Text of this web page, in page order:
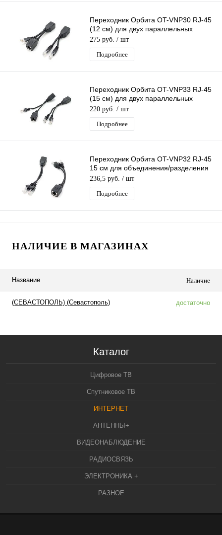
Переходник Орбита OT-VNP30 RJ-45
(12 см) для двух параллельных
10/100 Мб/с подключений
275 руб. / шт
Подробнее
Переходник Орбита OT-VNP33 RJ-45
(15 см) для двух параллельных
10/100 Мб/с подключений
220 руб. / шт
Подробнее
Переходник Орбита OT-VNP32 RJ-45
15 см для объединения/разделения
сигналов IP видеокамер по 1 кабелю
236,5 руб. / шт
Подробнее
НАЛИЧИЕ В МАГАЗИНАХ
Название Наличие
(СЕВАСТОПОЛЬ) (Севастополь) достаточно
Каталог
Цифровое ТВ
Спутниковое ТВ
ИНТЕРНЕТ
АНТЕННЫ+
ВИДЕОНАБЛЮДЕНИЕ
РАДИОСВЯЗЬ
ЭЛЕКТРОНИКА +
РАЗНОЕ